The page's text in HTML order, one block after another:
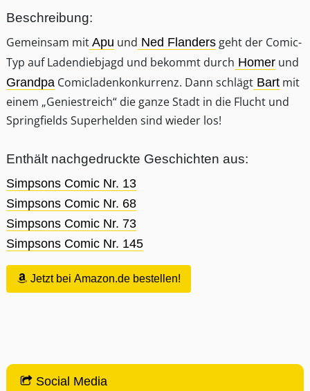
Beschreibung:
Gemeinsam mit Apu und Ned Flanders geht der Comic-
Typ auf Ladendiebjagd und bekommt durch Homer und
Grandpa Comicladenkonkurrenz. Dann schlägt Bart mit
einem „Geniestreich“ die ganze Stadt in die Flucht und
Springfields Superhelden sind wieder los!
Enthält nachgedruckte Geschichten aus:
Simpsons Comic Nr. 13
Simpsons Comic Nr. 68
Simpsons Comic Nr. 73
Simpsons Comic Nr. 145
Jetzt bei Amazon.de bestellen!
Social Media